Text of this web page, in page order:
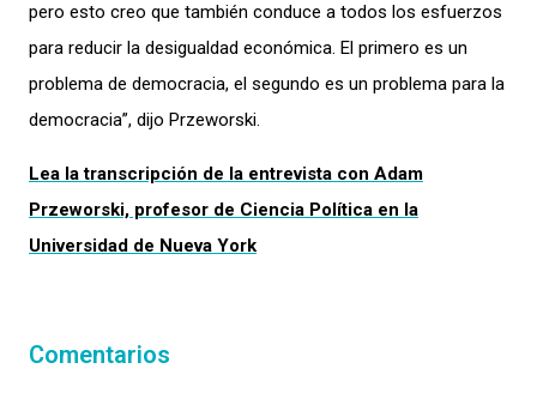
pero esto creo que también conduce a todos los esfuerzos
para reducir la desigualdad económica. El primero es un
problema de democracia, el segundo es un problema para la
democracia”, dijo Przeworski.
Lea la transcripción de la entrevista con Adam
Przeworski, profesor de Ciencia Política en la
Universidad de Nueva York
Comentarios